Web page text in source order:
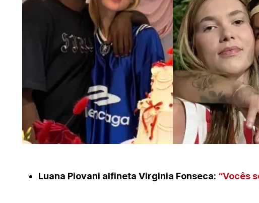
Luana Piovani alfineta Virginia Fonseca: “Vocês